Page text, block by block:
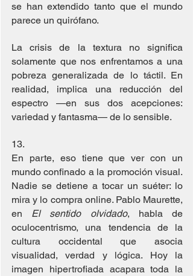
se han extendido tanto que el mundo
parece un quirófano.
La crisis de la textura no significa
solamente que nos enfrentamos a una
pobreza generalizada de lo táctil. En
realidad, implica una reducción del
espectro —en sus dos acepciones:
variedad y fantasma— de lo sensible.
13.
En parte, eso tiene que ver con un
mundo confinado a la promoción visual.
Nadie se detiene a tocar un suéter: lo
mira y lo compra online. Pablo Maurette,
en El sentido olvidado, habla de
oculocentrismo, una tendencia de la
cultura occidental que asocia
visualidad, verdad y lógica. Hoy la
imagen hipertrofiada acapara toda la